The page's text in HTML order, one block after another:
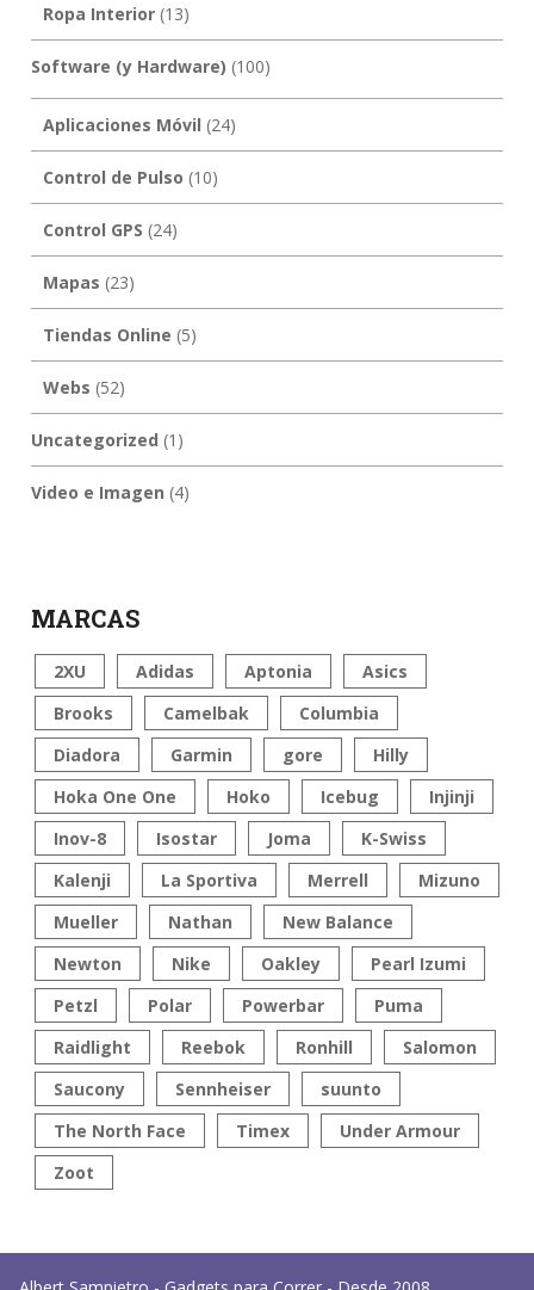
Ropa Interior(13)
Software (y Hardware) (100)
Aplicaciones Móvil (24)
Control de Pulso (10)
Control GPS (24)
Mapas (23)
Tiendas Online (5)
Webs (52)
Uncategorized (1)
Video e Imagen (4)
MARCAS
2XU Adidas Aptonia
Asics
Brooks
Camelbak
Columbia
Diadora
Garmin gore
Hilly
Hoka One One
Hoko Icebug
Injinji
Inov-8
Isostar Joma
K-Swiss
Kalenji
La Sportiva Merrell
Mizuno
Mueller
Nathan
New Balance
Newton
Nike Oakley
Pearl Izumi
Petzl
Polar Powerbar
Puma
Raidlight
Reebok Ronhill
Salomon
Saucony
Sennheiser
suunto
The North Face
Timex
Under Armour
Zoot